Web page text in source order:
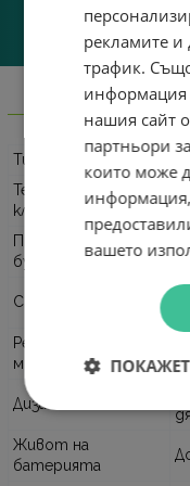
Тип комплект
Технология на
клавишите
Програмируеми
бутони
Сигурност
Резолюция на
мишката
Дизайн на мишката
Живот на
батерията
рекламите
трафик.
информация
нашия сайт
партньори
които може
вашето